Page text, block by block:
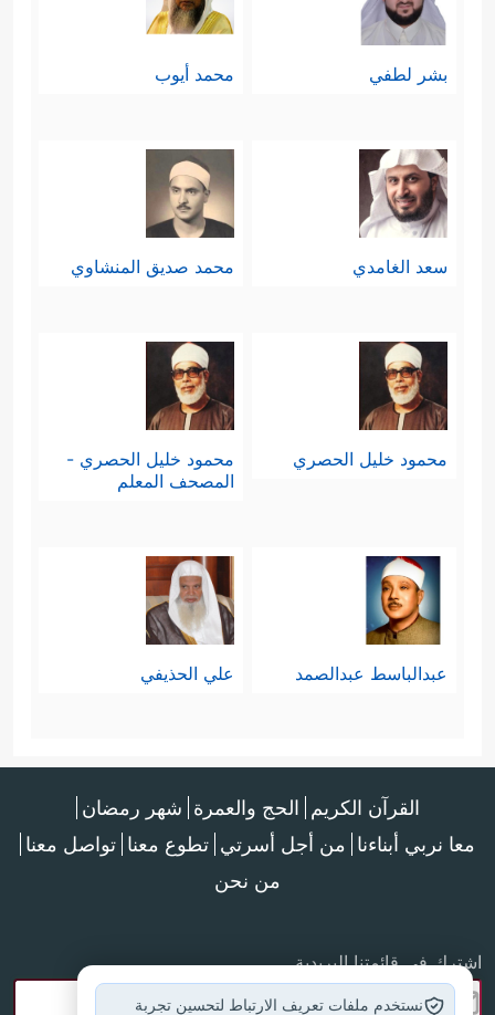
بشر لطفي محمد أيوب
سعد الغامدي محمد صديق المنشاوي
محمود خليل الحصري
محمود خليل الحصري -
المصحف المعلم
عبدالباسط عبدالصمد علي الحذيفي
القرآن الكريم الحج والعمرة شهر رمضان
معا نربي أبناءنا من أجل أسرتي تطوع معنا تواصل معنا
من نحن
اشترك في قائمتنا البريدية
نستخدم ملفات تعريف الارتباط لتحسين تجربة